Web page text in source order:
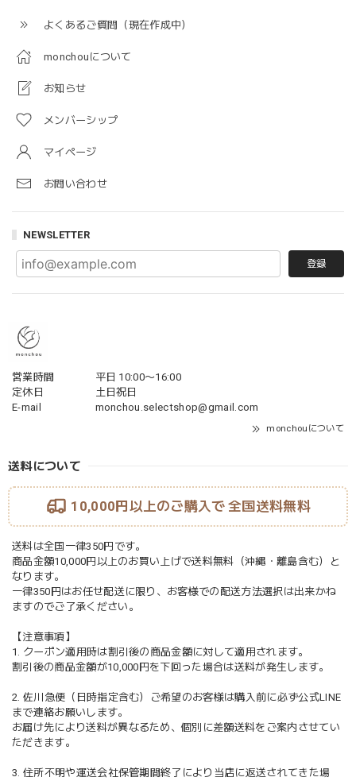
よくあるご質問（現在作成中）
monchouについて
お知らせ
メンバーシップ
マイページ
お問い合わせ
NEWSLETTER
登録
営業時間
平日 10:00〜16:00
定休日
土日祝日
E-mail
monchou.selectshop@gmail.com
monchouについて
送料について
10,000円以上のご購入で 全国送料無料
送料は全国一律350円です。
商品金額10,000円以上のお買い上げで送料無料（沖縄・離島含む）と
なります。
一律350円はお任せ配送に限り、お客様での配送方法選択は出来かね
ますのでご了承ください。
【注意事項】
1. クーポン適用時は割引後の商品金額に対して適用されます。
割引後の商品金額が10,000円を下回った場合は送料が発生します。
2. 佐川急便（日時指定含む）ご希望のお客様は購入前に必ず公式LINE
まで連絡お願いします。
お届け先により送料が異なるため、個別に差額送料をご案内させてい
ただきます。
3. 住所不明や運送会社保管期間終了により当店に返送されてきた場